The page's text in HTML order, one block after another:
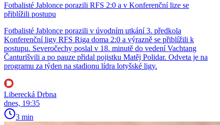
Fotbalisté Jablonce porazili RFS 2:0 a v Konferenční lize se
přiblížili postupu
Fotbalisté Jablonce porazili v úvodním utkání 3. předkola
Konferenční ligy RFS Riga doma 2:0 a výrazně se přiblížili k
postupu. Severočechy poslal v 18. minutě do vedení Vachtang
Čanturišvili a po pauze přidal pojistku Matěj Polidar. Odveta je na
programu za týden na stadionu lídra lotyšské ligy.
Liberecká Drbna
dnes, 19:35
3 min